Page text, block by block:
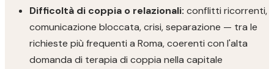
Difficoltà di coppia o relazionali: conflitti ricorrenti,
comunicazione bloccata, crisi, separazione — tra le
richieste più frequenti a Roma, coerenti con l'alta
domanda di terapia di coppia nella capitale